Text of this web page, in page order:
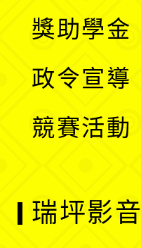
獎助學金
政令宣導
競賽活動
瑞坪影音